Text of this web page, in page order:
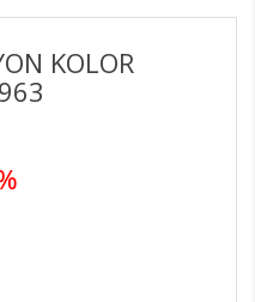
KOLOR